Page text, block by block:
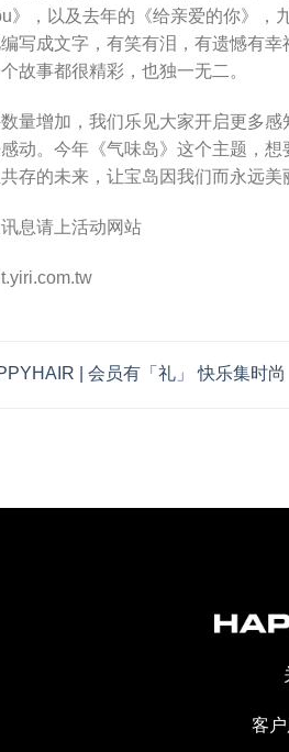
》，以及去年的《给亲爱的你》
写成文字，有笑有泪，有遗憾有
故事都很精彩，也独一无二。
量增加，我们乐见大家开启更多
动。今年《气味岛》这个主题，
存的未来，让宝岛因我们而永远美
息请上活动网站
| 会员有「礼」 快乐集时尚
客